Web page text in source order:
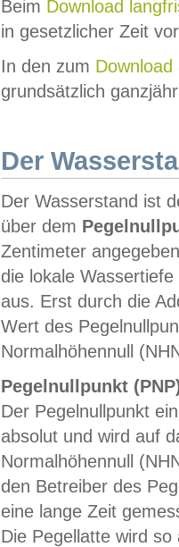
Beim Download
in gesetzlicher Zeit
In den zum Download
grundsätzlich
Der
Der Wasserstand ist
über dem
Zentimeter
die lokale
aus. Erst durch die
Wert des
Normalhöhennull
Pegelnullpunkt
Der Pegelnullpunkt
absolut und wird auf
Normalhöhennull
den Betreiber des
eine lange Zeit
Die Pegellatte wird